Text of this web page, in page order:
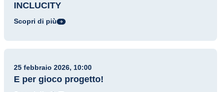
INCLUCITY
Scopri di più
Evento
25 febbraio 2026, 10:00
E per gioco progetto!